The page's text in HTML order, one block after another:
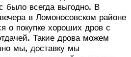
было всегда выгодно. В
в Ломоносовском районе
о покупке хороших дров с
Такие дрова можем
мы, доставку мы